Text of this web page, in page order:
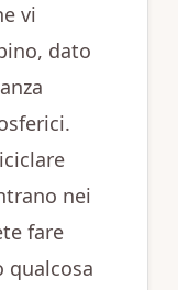
vi
dato
nei
fare
qualcosa